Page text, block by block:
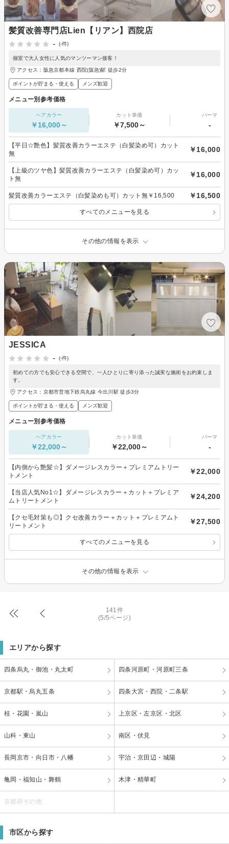
髪質改善専門店Lien【リアン】西院店
-
(-件)
個室で大人女性に人気のマンツーマン接客！
アクセス：阪急京都本線 西院(阪急)駅 徒歩2分
ポイントが貯まる・使える メンズ歓迎
メニュー別参考価格
ヘアカラー
￥16,000～
カット単価
￥7,500～
パーマ
-
【平日☆艶色】髪質改善カラーエステ（白髪染め可）カット
無
￥16,000
【上級のツヤ色】髪質改善カラーエステ（白髪染め可）カッ
ト無
￥16,000
髪質改善カラーエステ（白髪染めも可）カット無￥16,500 ￥16,500
すべてのメニューを見る
その他の情報を表示
JESSICA
-
(-件)
初めての方でも安心できる空間で、一人ひとりに寄り添った誠実な施術をお約束しま
す。
アクセス：京都市営地下鉄烏丸線 今出川駅 徒歩3分
ポイントが貯まる・使える メンズ歓迎
メニュー別参考価格
ヘアカラー
￥22,000～
カット単価
￥22,000～
パーマ
-
【内側から艶髪☆】ダメージレスカラー＋プレミアムトリー
トメント
￥22,000
【当店人気No1☆】ダメージレスカラー＋カット＋プレミア
ムトリートメント
￥24,200
【クセ毛対策も◎】クセ改善カラー＋カット＋プレミアムト
リートメント
￥27,500
すべてのメニューを見る
その他の情報を表示
141件
(5/5ページ)
エリアから探す
四条烏丸・御池・丸太町 四条河原町・河原町三条
京都駅・烏丸五条 四条大宮・西院・二条駅
桂・花園・嵐山 上京区・左京区・北区
山科・東山 南区・伏見
長岡京市・向日市・八幡 宇治・京田辺・城陽
亀岡・福知山・舞鶴 木津・精華町
京都府その他
市区から探す